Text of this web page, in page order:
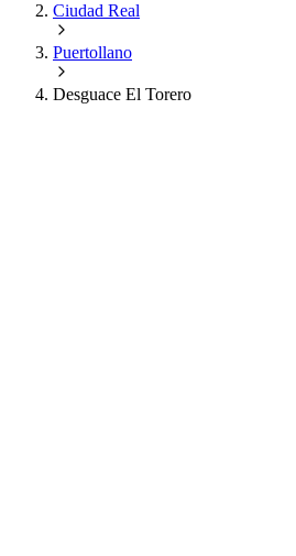
Ciudad Real
Puertollano
Desguace El Torero